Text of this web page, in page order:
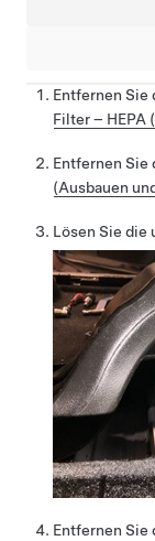
Entfernen Sie
Filter – HEPA
Entfernen Sie
(Ausbauen
Lösen Sie die
Entfernen Sie